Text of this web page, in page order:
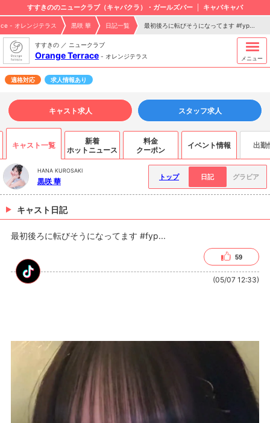
すすきののニュークラブ（キャバクラ）・ガールズバー キャバキャバ
- オレンジテラス 黒咲 華 日記一覧 最初後ろに転びそうになってます #fyp...
すすきの ／ ニュークラブ
Orange Terrace - オレンジテラス メニュー
適格対応 求人情報あり
キャスト求人 スタッフ求人
キャスト一覧
新着
ホットニュース
料金
クーポン
イベント情報 出勤
HANA KUROSAKI
黒咲 華 トップ 日記 グラビア
キャスト日記
最初後ろに転びそうになってます #fyp...
59
(05/07 12:33)